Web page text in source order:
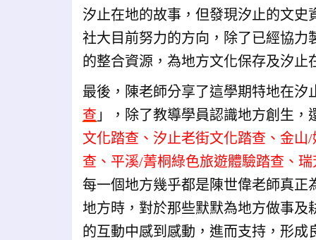
汐止在地的故事，但發現汐止的文
社大目前努力的方向，除了已經協力
的整合資源，為地方文化保存及汐止
最後，陳老師分享了這學期特地在汐
查 」，除了教導學員認識地方創生
文化踏查、汐止老街文化踏查、金
查、平溪/菁桐綠色旅遊體驗踏查、
每一個地方幾乎都是陳世偉老師真
地方時，對於那些默默為地方做事
的互動中感到感動，進而支持，形